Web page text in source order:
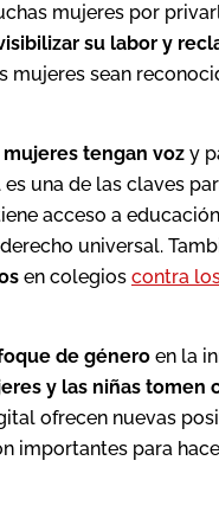
mujeres por
su labor y
mujeres sean
tengan voz y
una de las claves
acceso a
universal.
en colegios contra
de género en la
y las niñas tomen
ofrecen nuevas
importantes para